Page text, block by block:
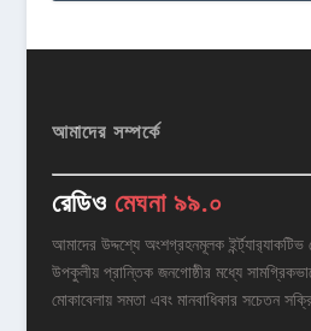
আমাদের সম্পর্কে
রেডিও মেঘনা ৯৯.০
আমাদের উদ্দশ্যে অংশগ্রহনমূলক ইর্ন্ট্যার‌্যাকটিভ
উপকুলীয় প্রান্তিক জনগোষ্ঠীর মধ্যে
মোকাবেলায় সমতা এবং মানবাধিকার সচেতন